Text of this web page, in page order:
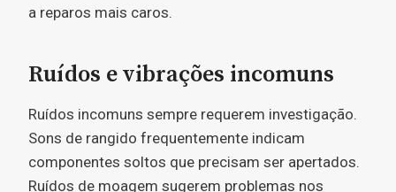
a reparos mais caros.
Ruídos e vibrações incomuns
Ruídos incomuns sempre requerem investigação.
Sons de rangido frequentemente indicam
componentes soltos que precisam ser apertados.
Ruídos de moagem sugerem problemas nos